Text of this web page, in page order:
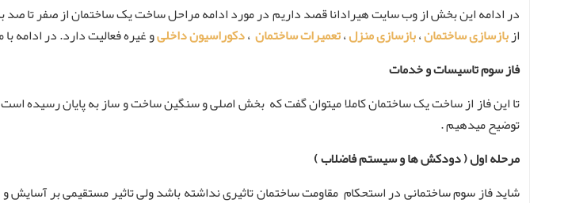
در ادامه این بخش از وب سایت هیرادانا قصد داریم در مورد ادامه مراحل ساخت یک ساختمان از صفر تا
ازبازسازی ساختمان،بازسازی منزل،تعمیرات ساختمان ،دکوراسیون داخلیو غیره فعالیت دارد. در ادامه با
فاز سوم تاسیسات و خدمات
تا این فاز از ساخت یک ساختمان کاملا میتوان گفت که بخش اصلی و سنگین ساخت و ساز به پایان رسیده
توضیح میدهیم .
مرحله اول ( دودکش ها و سیستم فاضلاب )
شاید فاز سوم ساختمانی در استحکام مقاومت ساختمان تاثیری نداشته باشد ولی تاثیر مستقیمی بر